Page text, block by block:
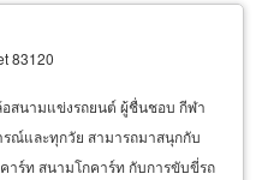
83120
สนามแข่งรถยนต์ ผู้ชื่นชอบ กีฬา
รณ์และทุกวัย สามารถมาสนุกกับ
าร์ท สนามโกคาร์ท กับการขับขี่รถ